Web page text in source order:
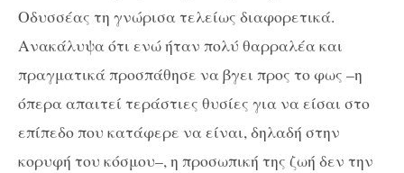
Οδυσσέας τη γνώρισα τελείως διαφορετικά.
Ανακάλυψα ότι ενώ ήταν πολύ θαρραλέα και
πραγματικά προσπάθησε να βγει προς το φως –η
όπερα απαιτεί τεράστιες θυσίες για να είσαι στο
επίπεδο που κατάφερε να είναι, δηλαδή στην
κορυφή του κόσμου–, η προσωπική της ζωή δεν την